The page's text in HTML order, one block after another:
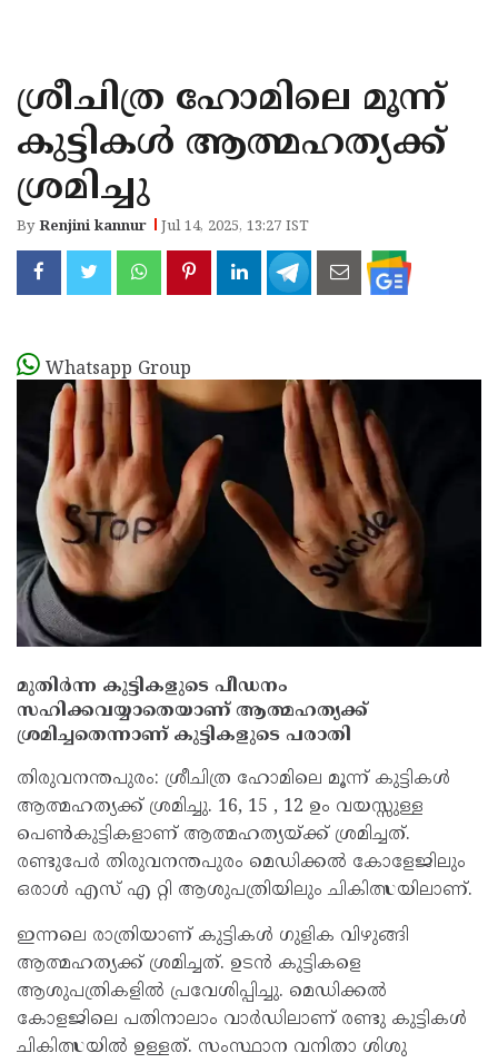
KANNUR
KASARAGOD
ശ്രീചിത്ര ഹോമിലെ മൂന്ന്
കുട്ടികൾ ആത്മഹത്യക്ക്
ശ്രമിച്ചു
ByRenjini kannur Jul 14, 2025, 13:27 IST
Whatsapp Group
മുതിർന്ന കുട്ടികളുടെ പീഡനം
സഹിക്കവയ്യാതെയാണ് ആത്മഹത്യക്ക്
ശ്രമിച്ചതെന്നാണ് കുട്ടികളുടെ പരാതി
തിരുവനന്തപുരം: ശ്രീചിത്ര ഹോമിലെ മൂന്ന് കുട്ടികൾ
ആത്മഹത്യക്ക് ശ്രമിച്ചു. 16, 15 , 12 ഉം വയസ്സുള്ള
പെൺകുട്ടികളാണ് ആത്മഹത്യയ്ക്ക് ശ്രമിച്ചത്.
രണ്ടുപേർ തിരുവനന്തപുരം മെഡിക്കൽ കോളേജിലും
ഒരാൾ എസ് എ റ്റി ആശുപത്രിയിലും ചികിത്സയിലാണ്.
ഇന്നലെ രാത്രിയാണ് കുട്ടികൾ ഗുളിക വിഴുങ്ങി
ആത്മഹത്യക്ക് ശ്രമിച്ചത്. ഉടൻ കുട്ടികളെ
ആശുപത്രികളിൽ പ്രവേശിപ്പിച്ചു. മെഡിക്കൽ
കോളജിലെ പതിനാലാം വാർഡിലാണ് രണ്ടു കുട്ടികൾ
ചികിത്സയിൽ ഉള്ളത്. സംസ്ഥാന വനിതാ ശിശു